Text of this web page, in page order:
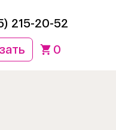
215-20-52
0